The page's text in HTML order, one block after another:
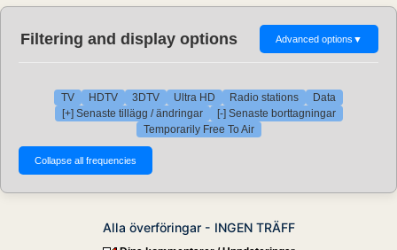
Filtering and display options Advanced options ▼
TV HDTV 3DTV Ultra HD Radio stations
Data
[+] Senaste tillägg / ändringar
[-] Senaste borttagningar
Temporarily Free To Air
Alla överföringar - INGEN TRÄFF